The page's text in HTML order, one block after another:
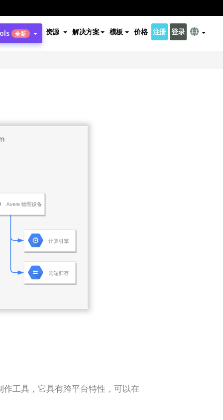
全新 资源 解决方案 模板 价格 注册 登录
工具，它具有跨平台特性，可以在